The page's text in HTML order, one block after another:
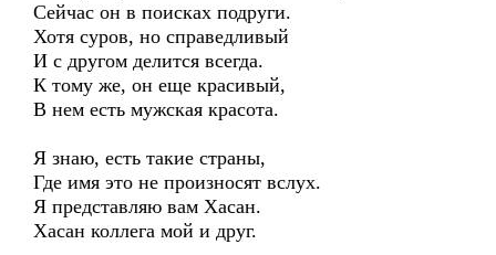
Сейчас он в поисках подруги.
Хотя суров, но справедливый
И с другом делится всегда.
К тому же, он еще красивый,
В нем есть мужская красота.
Я знаю, есть такие страны,
Где имя это не произносят вслух.
Я представляю вам Хасан.
Хасан коллега мой и друг.